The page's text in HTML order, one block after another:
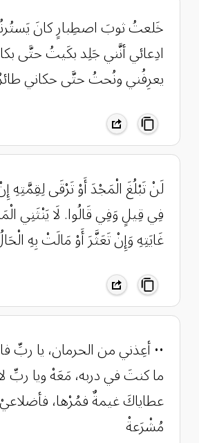
خَلعتُ ثوبَ اصطِبارٍ كانَ
ادِعائي أنَّني جَلِد بكَيتُ حتَّى
يعرِفُني ونُحتُ حتَّى حكاني
لَنْ تَبْلُغَ الْمَجْدَ أَوْ تَرْقَى لِقِمَّتِهِ
فِي قِيلٍ وَفِي قَالُوا. لَا يَنْثَنِي
غَايَتِهِ وَإِنْ تَعَثَّرَ أَوْ مَالَتْ بِهِ
•• ‏أعِذني من الحرمان، يا ربِّ
ما كنتَ في دربه، مَعَهْ ‏ويا
عطاياكَ غيمةٌ ‏فمُرْها،
مُشْرَعةْ